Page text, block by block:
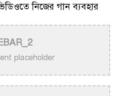
নিজের গান ব্যবহার
মন উদাসী হয়ে’ গানের
placeholder